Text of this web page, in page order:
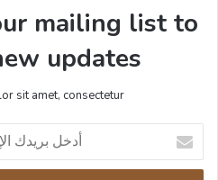
mailing list to
updates!
sit amet, consectetur.
بريدك
الإلكتروني